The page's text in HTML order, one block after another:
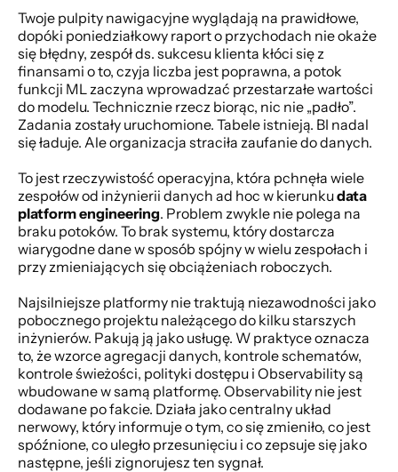
Twoje pulpity nawigacyjne wyglądają na prawidłowe,
dopóki poniedziałkowy raport o przychodach nie okaże
się błędny, zespół ds. sukcesu klienta kłóci się z
finansami o to, czyja liczba jest poprawna, a potok
funkcji ML zaczyna wprowadzać przestarzałe wartości
do modelu. Technicznie rzecz biorąc, nic nie „padło”.
Zadania zostały uruchomione. Tabele istnieją. BI nadal
się ładuje. Ale organizacja straciła zaufanie do danych.
To jest rzeczywistość operacyjna, która pchnęła wiele
zespołów od inżynierii danych ad hoc w kierunku data
platform engineering. Problem zwykle nie polega na
braku potoków. To brak systemu, który dostarcza
wiarygodne dane w sposób spójny w wielu zespołach i
przy zmieniających się obciążeniach roboczych.
Najsilniejsze platformy nie traktują niezawodności jako
pobocznego projektu należącego do kilku starszych
inżynierów. Pakują ją jako usługę. W praktyce oznacza
to, że wzorce agregacji danych, kontrole schematów,
kontrole świeżości, polityki dostępu i Observability są
wbudowane w samą platformę. Observability nie jest
dodawane po fakcie. Działa jako centralny układ
nerwowy, który informuje o tym, co się zmieniło, co jest
spóźnione, co uległo przesunięciu i co zepsuje się jako
następne, jeśli zignorujesz ten sygnał.